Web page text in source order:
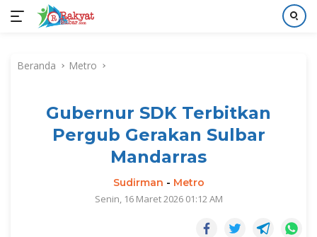
kontenBeranda Metro
Gubernur SDK Terbitkan
Pergub Gerakan Sulbar
Mandarras
Sudirman - Metro
Senin, 16 Maret 2026 01:12 AM